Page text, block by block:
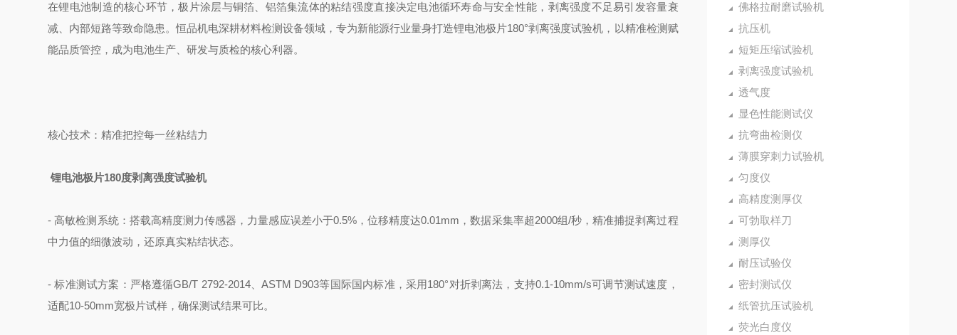
佛格拉耐磨试验机
抗压机
短矩压缩试验机
剥离强度试验机
透气度
显色性能测试仪
抗弯曲检测仪
薄膜穿刺力试验机
匀度仪
高精度测厚仪
可勃取样刀
测厚仪
耐压试验仪
密封测试仪
纸管抗压试验机
荧光白度仪
在锂电池制造的核心环节，极片涂层与铜箔、铝箔集流体的粘结强度直接决定电池循环寿命与安全性能，剥离强度不足易引发容量衰
减、内部短路等致命隐患。恒品机电深耕材料检测设备领域，专为新能源行业量身打造锂电池极片180°剥离强度试验机，以精准检测赋
能品质管控，成为电池生产、研发与质检的核心利器。
核心技术：精准把控每一丝粘结力
锂电池极片180度剥离强度试验机
- 高敏检测系统：搭载高精度测力传感器，力量感应误差小于0.5%，位移精度达0.01mm，数据采集率超2000组/秒，精准捕捉剥离过程
中力值的细微波动，还原真实粘结状态。
- 标准测试方案：严格遵循GB/T 2792-2014、ASTM D903等国际国内标准，采用180°对折剥离法，支持0.1-10mm/s可调节测试速度，
适配10-50mm宽极片试样，确保测试结果可比。